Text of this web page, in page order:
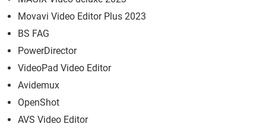
Movavi Video Editor Plus 2023
BS FAG
PowerDirector
VideoPad Video Editor
Avidemux
OpenShot
AVS Video Editor